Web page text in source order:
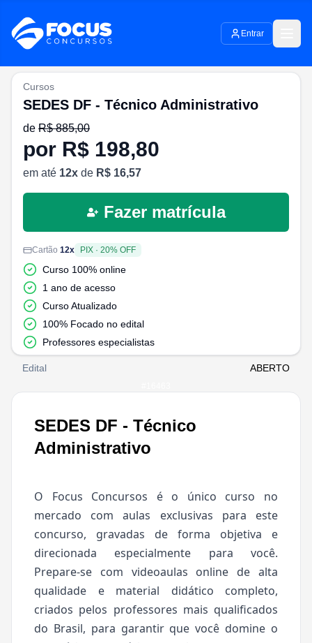
Entrar
SEDES DF - Técnico
Administrativo
O Focus Concursos é o único curso no
mercado com aulas exclusivas para este
concurso, gravadas de forma objetiva e
direcionada especialmente para você.
Prepare-se com videoaulas online de alta
qualidade e material didático completo,
criados pelos professores mais qualificados
do Brasil, para garantir que você domine o
Cursos
SEDES DF - Técnico Administrativo
de R$885,00
por R$ 198,80
em até 12x de R$ 16,57
Fazer matrícula
Cartão 12x PIX · 20% OFF
Curso 100% online
1 ano de acesso
Curso Atualizado
100% Focado no edital
Professores especialistas
Edital ABERTO